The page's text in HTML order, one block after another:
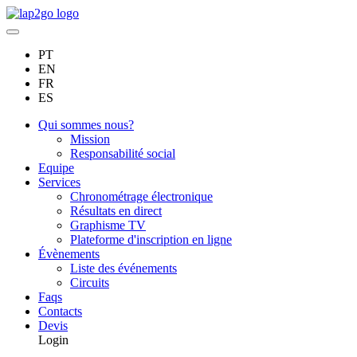
PT
EN
FR
ES
Qui sommes nous?
Mission
Responsabilité social
Equipe
Services
Chronométrage électronique
Résultats en direct
Graphisme TV
Plateforme d'inscription en ligne
Évènements
Liste des événements
Circuits
Faqs
Contacts
Devis
Login